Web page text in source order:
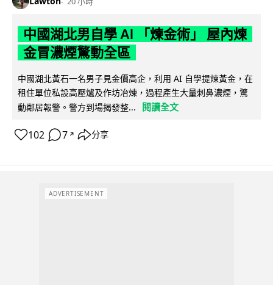
中國湖北男自學 AI 「煉金術」 屋內煉
金冒濃煙驚動全區
中國湖北黃石一名男子見金價高企，利用 AI 自學提煉黃金，在
租住單位私設高壓爐及作坊冶煉，過程產生大量刺鼻濃煙，驚
動鄰居報警。警方到場揭發整...
閱讀全文
102 7 ↗ 分享
ADVERTISEMENT